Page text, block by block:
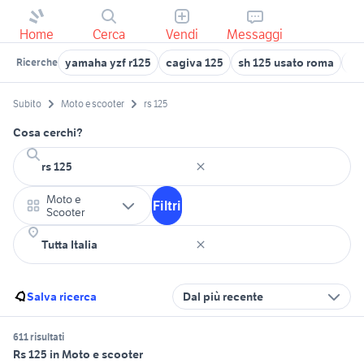
Home Cerca Vendi Messaggi
Ricerche yamaha yzf r125 cagiva 125 sh 125 usato roma
Subito Moto e scooter rs 125
Cosa cerchi?
Moto e
Scooter
Filtri
Salva ricerca Dal più recente
611 risultati
Rs 125 in Moto e scooter